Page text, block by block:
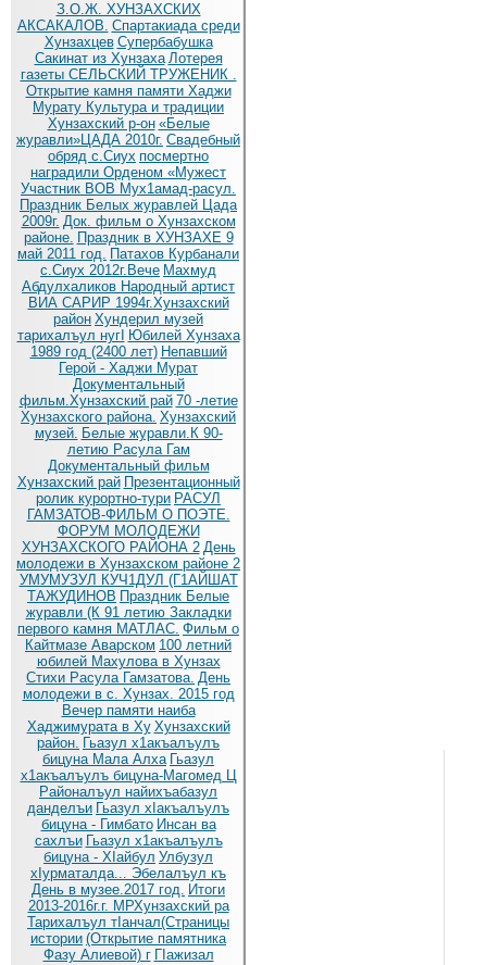
З.О.Ж. ХУНЗАХСКИХ
АКСАКАЛОВ. Спартакиада среди
Хунзахцев Супербабушка
Сакинат из Хунзаха Лотерея
газеты СЕЛЬСКИЙ ТРУЖЕНИК .
Открытие камня памяти Хаджи
Мурату Культура и традиции
Хунзахский р-он «Белые
журавли»ЦАДА 2010г. Cвадебный
обряд c.Сиух посмертно
наградили Орденом «Мужест
Участник ВОВ Мух1амад-расул.
Праздник Белых журавлей Цада
2009г. Док. фильм о Хунзахском
районе. Праздник в ХУНЗАХЕ 9
май 2011 год. Патахов Курбанали
с.Сиух 2012г.Вече Махмуд
Абдулхаликов Народный артист
ВИА САРИР 1994г.Хунзахский
район Хундерил музей
тарихалъул нугI Юбилей Хунзаха
1989 год (2400 лет) Непавший
Герой - Хаджи Мурат
Документальный
фильм.Хунзахский рай 70 -летие
Хунзахского района. Хунзахский
музей. Белые журавли.К 90-
летию Расула Гам
Документальный фильм
Хунзахский рай Презентационный
ролик курортно-тури РАСУЛ
ГАМЗАТОВ-ФИЛЬМ О ПОЭТЕ.
ФОРУМ МОЛОДЕЖИ
ХУНЗАХСКОГО РАЙОНА 2 День
молодежи в Хунзахском районе 2
УМУМУЗУЛ КУЧ1ДУЛ (Г1АЙШАТ
ТАЖУДИНОВ Праздник Белые
журавли (К 91 летию Закладки
первого камня МАТЛАС. Фильм о
Кайтмазе Аварском 100 летний
юбилей Махулова в Хунзах
Стихи Расула Гамзатова. День
молодежи в с. Хунзах. 2015 год
Вечер памяти наиба
Хаджимурата в Ху Хунзахский
район. Гьазул х1акъалъулъ
бицуна Мала Алха Гьазул
х1акъалъулъ бицуна-Магомед Ц
Районалъул найихъабазул
данделъи Гьазул хIакъалъулъ
бицуна - Гимбато Инсан ва
сахлъи Гьазул х1акъалъулъ
бицуна - ХIайбул Улбузул
хIурматалда... Эбелалъул къ
День в музее.2017 год. Итоги
2013-2016г.г. МРХунзахский ра
Тарихалъул тIанчал(Страницы
истории (Открытие памятника
Фазу Алиевой) г ГIажизал